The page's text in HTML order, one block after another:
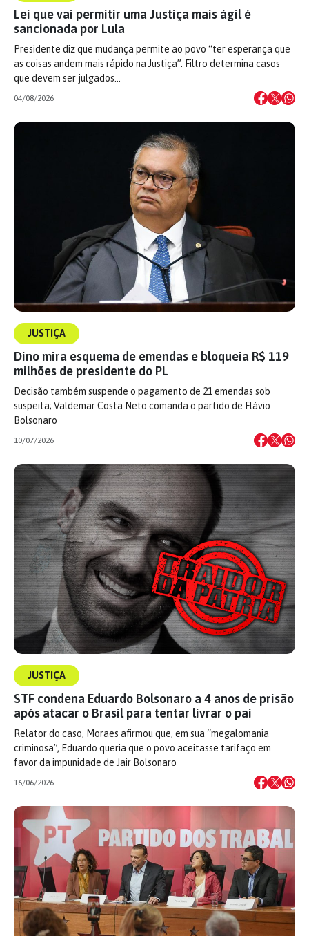
Lei que vai permitir uma Justiça mais ágil é
sancionada por Lula
Presidente diz que mudança permite ao povo “ter esperança que
as coisas andem mais rápido na Justiça”. Filtro determina casos
que devem ser julgados…
04/08/2026
JUSTIÇA
Dino mira esquema de emendas e bloqueia R$ 119
milhões de presidente do PL
Decisão também suspende o pagamento de 21 emendas sob
suspeita; Valdemar Costa Neto comanda o partido de Flávio
Bolsonaro
10/07/2026
JUSTIÇA
STF condena Eduardo Bolsonaro a 4 anos de prisão
após atacar o Brasil para tentar livrar o pai
Relator do caso, Moraes afirmou que, em sua “megalomania
criminosa”, Eduardo queria que o povo aceitasse tarifaço em
favor da impunidade de Jair Bolsonaro
16/06/2026